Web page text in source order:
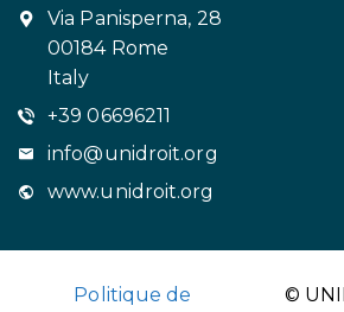
Via Panisperna, 28
00184 Rome
Italy
+39 06696211
info@unidroit.org
www.unidroit.org
Politique de
©